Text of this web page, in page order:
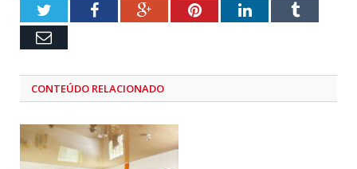
TwitterFacebookGoogle+PinterestLinkedInTumblr
Email
CONTEÚDO RELACIONADO